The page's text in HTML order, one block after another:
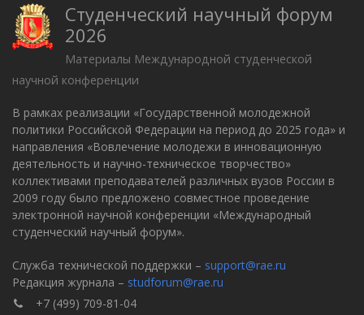
Студенческий научный форум
2026
Материалы Международной студенческой
научной конференции
В рамках реализации «Государственной молодежной
политики Российской Федерации на период до 2025 года» и
направления «Вовлечение молодежи в инновационную
деятельность и научно-техническое творчество»
коллективами преподавателей различных вузов России в
2009 году было предложено совместное проведение
электронной научной конференции «Международный
студенческий научный форум».
Служба технической поддержки – support@rae.ru
Редакция журнала – studforum@rae.ru
+7 (499) 709-81-04